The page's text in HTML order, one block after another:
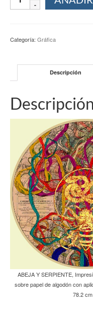
Cervantes
Categoría: Gráfica
Descripción
Descripción
ABEJA Y SERPIENTE,
sobre papel de algodón con
78.2